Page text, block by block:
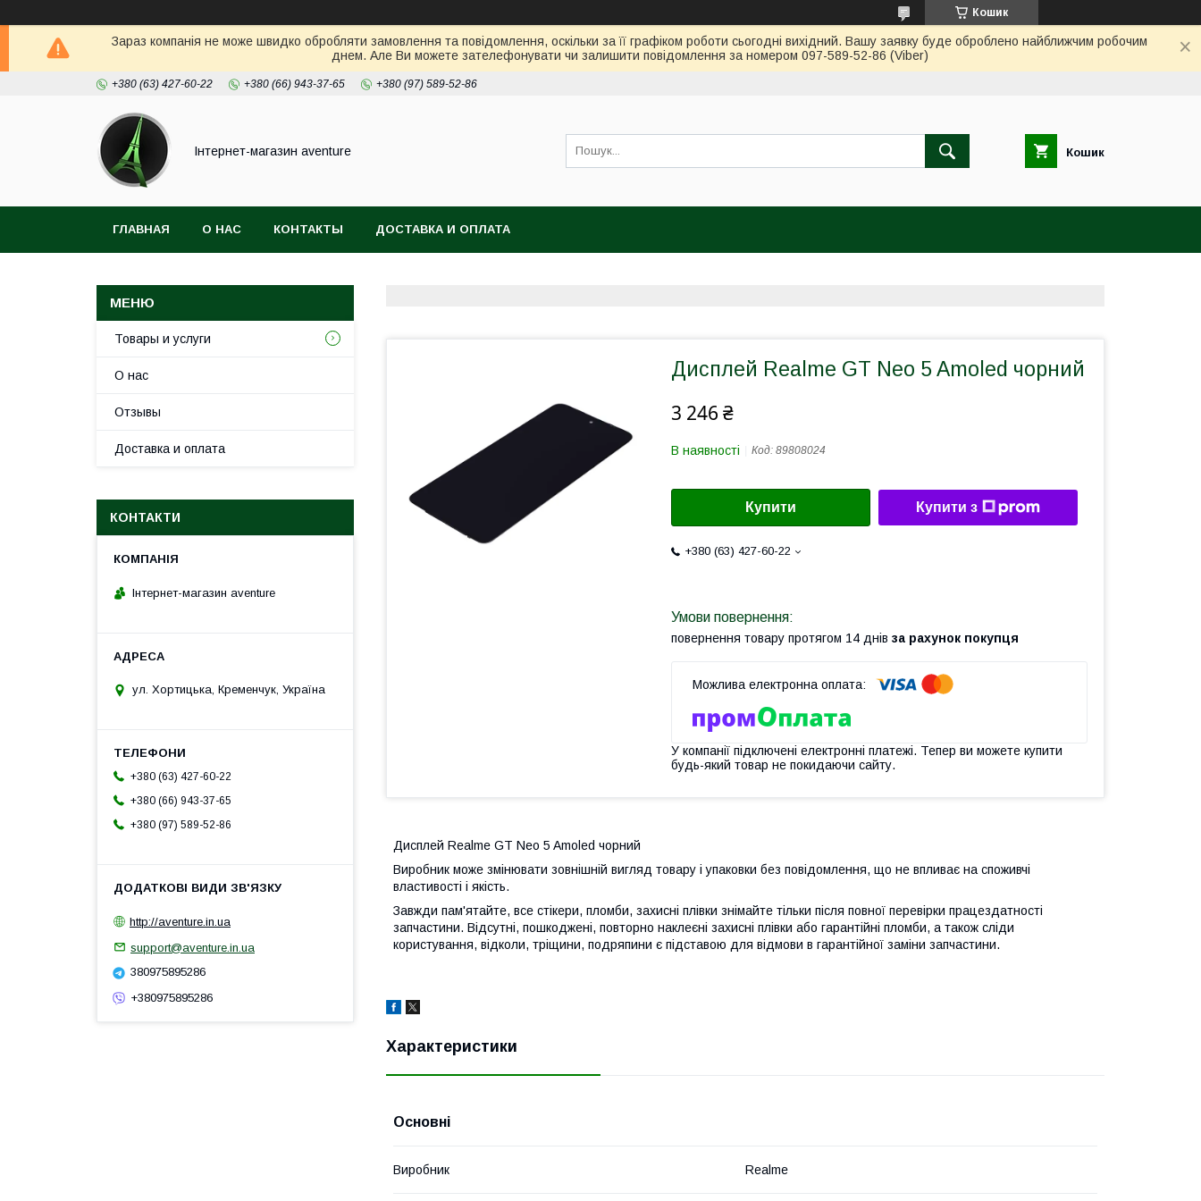
Кошик
Зараз компанія не може швидко обробляти замовлення та повідомлення, оскільки за її графіком роботи сьогодні вихідний. Вашу заявку буде оброблено найближчим робочим
днем. Але Ви можете зателефонувати чи залишити повідомлення за номером 097-589-52-86 (Viber)
+380 (63) 427-60-22 +380 (66) 943-37-65 +380 (97) 589-52-86
Інтернет-магазин aventure Кошик
ГЛАВНАЯ О НАС КОНТАКТЫ ДОСТАВКА И ОПЛАТА
Дисплей Realme GT Neo 5 Amoled чорний
3 246 ₴
В наявності Код: 89808024
Купити Купити з
+380 (63) 427-60-22
повернення товару протягом 14 днів за рахунок покупця
У компанії підключені електронні платежі. Тепер ви можете купити
будь-який товар не покидаючи сайту.
Дисплей Realme GT Neo 5 Amoled чорний
Виробник може змінювати зовнішній вигляд товару і упаковки без повідомлення, що не впливає на споживчі
властивості і якість.
Завжди пам'ятайте, все стікери, пломби, захисні плівки знімайте тільки після повної перевірки працездатності
запчастини. Відсутні, пошкоджені, повторно наклеєні захисні плівки або гарантійні пломби, а також сліди
користування, відколи, тріщини, подряпини є підставою для відмови в гарантійної заміни запчастини.
Характеристики
Основні
Виробник Realme
Товары и услуги
О нас
Отзывы
Доставка и оплата
КОНТАКТИ
Інтернет-магазин aventure
ул. Хортицька, Кременчук, Україна
+380 (63) 427-60-22
+380 (66) 943-37-65
+380 (97) 589-52-86
http://aventure.in.ua
support@aventure.in.ua
380975895286
+380975895286